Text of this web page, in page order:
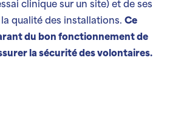
clinique sur un site) et de ses
qualité des installations.Ce
du bon fonctionnement de
la sécurité des volontaires.